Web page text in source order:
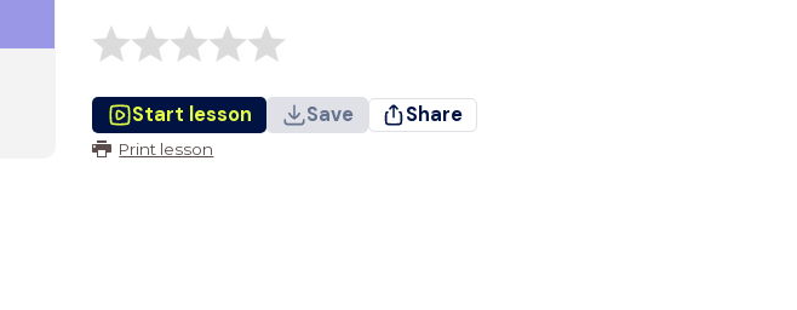
Start lesson Save Share
Print lesson